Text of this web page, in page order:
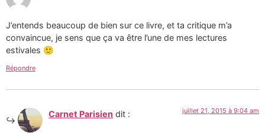
J’entends beaucoup de bien sur ce livre, et ta critique m’a
convaincue, je sens que ça va être l’une de mes lectures
estivales 🙂
Répondre
Carnet Parisien dit : juillet 21, 2015 à 9:04 am